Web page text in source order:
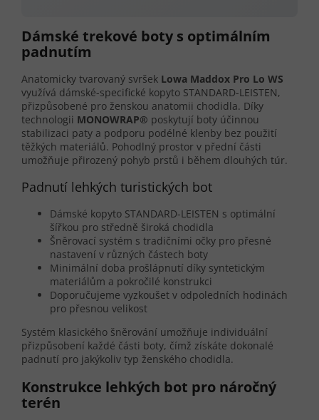
Dámské trekové boty s optimálním
padnutím
Anatomicky tvarovaný svršek Lowa Maddox Pro Lo WS
využívá dámské-specifické kopyto STANDARD-LEISTEN,
přizpůsobené pro ženskou anatomii chodidla. Díky
technologii MONOWRAP® poskytují boty účinnou
stabilizaci paty a podporu podélné klenby bez použití
těžkých materiálů. Pohodlný prostor v přední části
umožňuje přirozený pohyb prstů i během dlouhých túr.
Padnutí lehkých turistických bot
Dámské kopyto STANDARD-LEISTEN s optimální
šířkou pro středně široká chodidla
Šněrovací systém s tradičními očky pro přesné
nastavení v různých částech boty
Minimální doba prošlápnutí díky syntetickým
materiálům a pokročilé konstrukci
Doporučujeme vyzkoušet v odpoledních hodinách
pro přesnou velikost
Systém klasického šněrování umožňuje individuální
přizpůsobení každé části boty, čímž získáte dokonalé
padnutí pro jakýkoliv typ ženského chodidla.
Konstrukce lehkých bot pro náročný
terén